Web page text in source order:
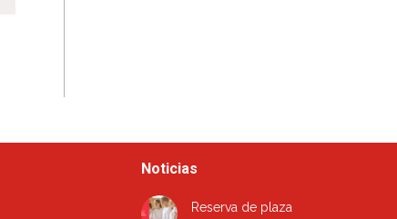
Noticias
Reserva de plaza